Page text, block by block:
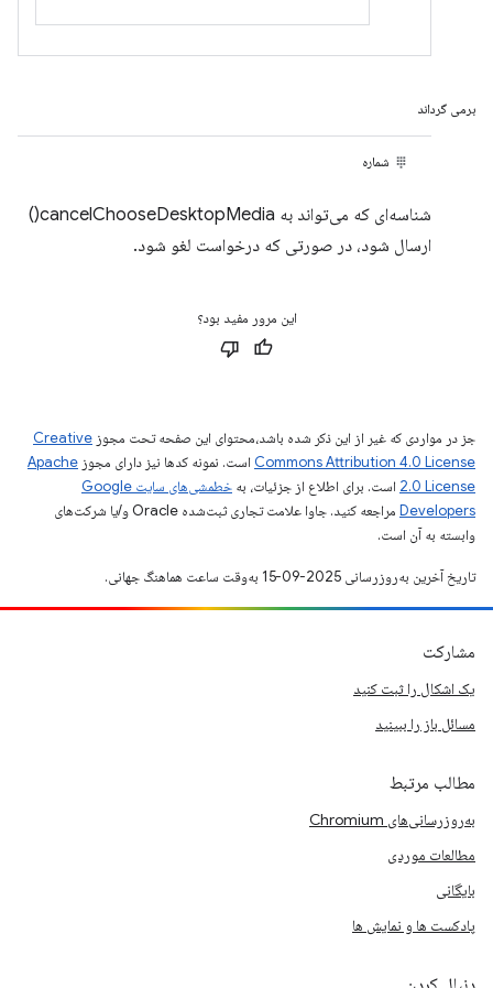
برمی گرداند
شماره
شناسه‌ای که می‌تواند به cancelChooseDesktopMedia()
ارسال شود، در صورتی که درخواست لغو شود.
این مرور مفید بود؟
جز در مواردی که غیر از این ذکر شده باشد،‌محتوای این صفحه تحت مجوز Creative
Commons Attribution 4.0 License است. نمونه کدها نیز دارای مجوز Apache
2.0 License است. برای اطلاع از جزئیات، به
خطمشی‌های سایت Google
Developers‏
مراجعه کنید. جاوا علامت تجاری ثبت‌شده Oracle و/یا شرکت‌های
وابسته به آن است.
تاریخ آخرین به‌روزرسانی 2025-09-15 به‌وقت ساعت هماهنگ جهانی.
مشارکت
یک اشکال را ثبت کنید
مسائل باز را ببینید
مطالب مرتبط
به‌روزرسانی‌های Chromium
مطالعات موردی
بایگانی
پادکست ها و نمایش ها